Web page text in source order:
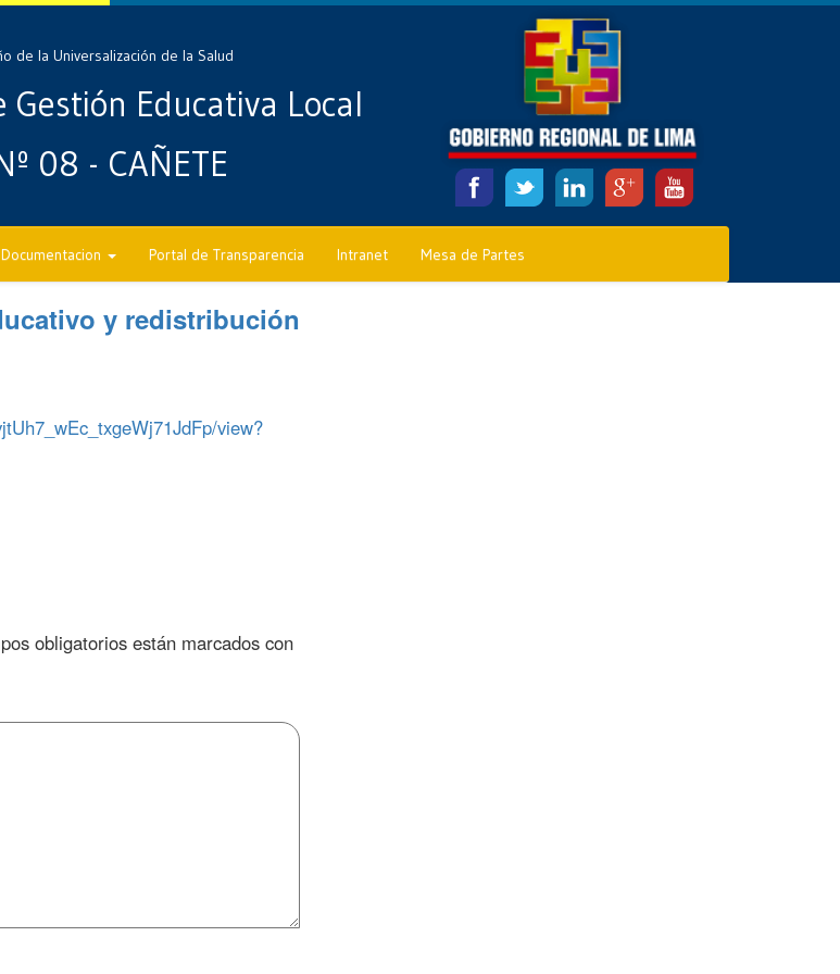
de la Universalización de la Salud
Gestión Educativa Local
08 - CAÑETE
Documentacion Portal de Transparencia Intranet Mesa de Partes
y redistribución
view?
obligatorios están marcados con